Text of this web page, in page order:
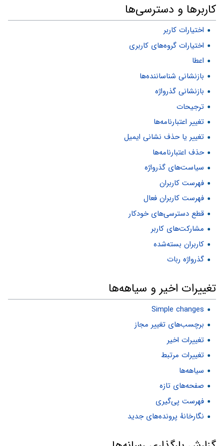
کاربرها و دسترسی‌ها
اختیارات کاربر
اختیارات گروه‌های کاربری
اعطا
بازنشانی شناساننده‌ها
بازنشانی گذرواژه
ترجیحات
تغییر اعتبارنامه‌ها
تغییر یا حذف نشانی ایمیل
حذف اعتبارنامه‌ها
سیاست‌های گذرواژه
فهرست کاربران
فهرست کاربران فعال
قطع دسترسی‌های خودکار
مشارکت‌های کاربر
کاربران بسته‌شده
گذرواژه ربات
تغییرات اخیر و سیاهه‌ها
Simple changes
برچسب‌های تغییر مجاز
تغییرات اخیر
تغییرات مرتبط
سیاهه‌ها
صفحه‌های تازه
فهرست پی‌گیری
نگارخانهٔ پرونده‌های جدید